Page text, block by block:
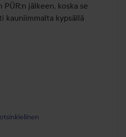
jälkeen, koska se
kauniimmalta kypsällä